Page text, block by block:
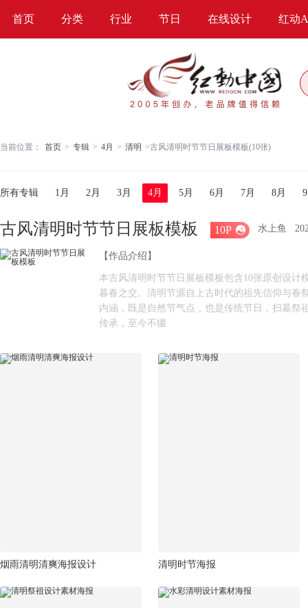
首页 分类 行业 节日 在线设计 红动
当前位置： 首页 > 专辑 > 4月 > 清明 >古风清明时节节日展板模板(10张)
所有专辑 1月 2月 3月 4月 5月 6月 7月 8月
古风清明时节节日展板模板 10P  水上鱼
【作品介绍】
本古风清明时节节日展板模板包含10张原创设
暮春之交。清明节源自上古时代的祖先信仰与春
内涵，既是自然节气点，也是传统节日，扫墓祭
传承，至今不辍
烟雨清明清爽海报设计 清明时节海报